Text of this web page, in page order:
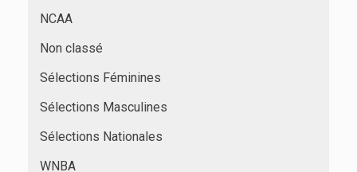
NCAA
Non classé
Sélections Féminines
Sélections Masculines
Sélections Nationales
WNBA